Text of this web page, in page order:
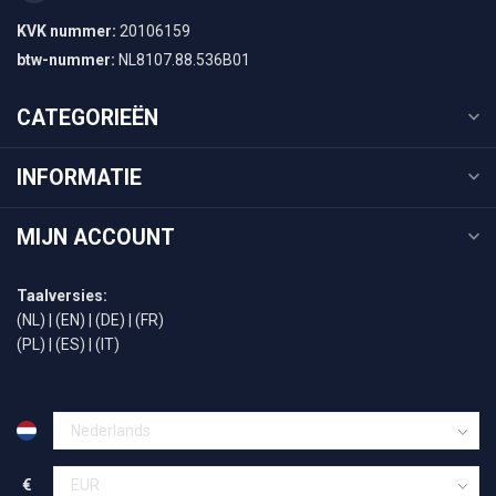
KVK nummer: 20106159
btw-nummer: NL8107.88.536B01
CATEGORIEËN
INFORMATIE
MIJN ACCOUNT
Taalversies:
(NL)
(EN) (DE)
(FR)
(PL)
(ES) (IT)
€